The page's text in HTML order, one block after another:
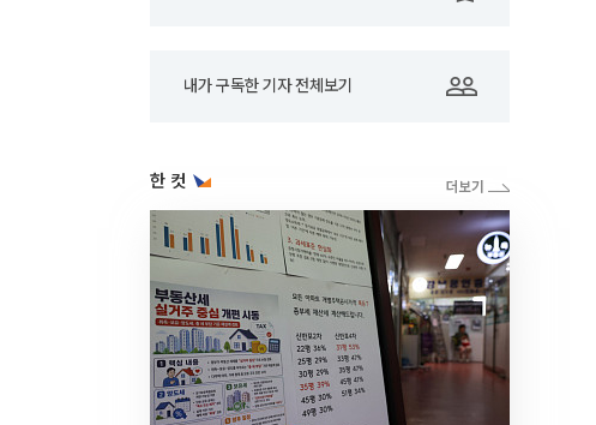
내가 구독한 기자 전체보기
한 컷